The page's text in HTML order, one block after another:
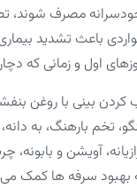
خودسرانه مصرف
باعث تشدید بیماری
اول و زمانی که
بینی با روغن
تخم بارهنگ، به
آویشن و
بهبود سرفه‌ ها کمک